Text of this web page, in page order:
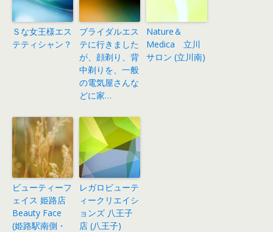
Ｓな女王様エス
テティシャン？
ブライダルエス
テに行きました
が、顔剃り、背
中剃りを、一般
の電気屋さんな
どに家…
Nature＆
Medica 立川
サロン (立川南)
ビューティーフ
ェイス 姫路店
Beauty Face
(姫路駅南側・
レガロビューテ
ィークリエイシ
ョンズ 八王子
店 (八王子)